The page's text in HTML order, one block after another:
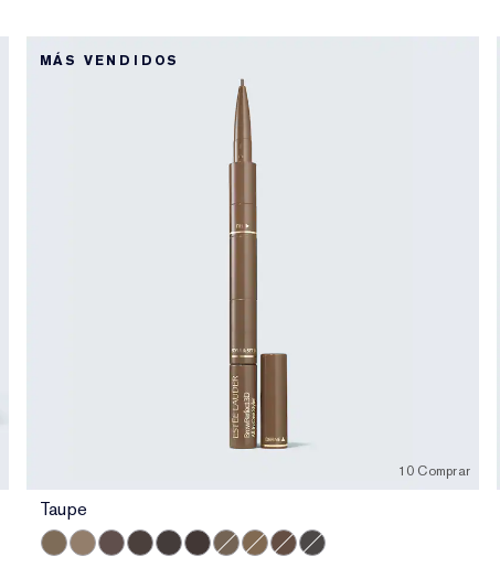
MÁS VENDIDOS
10 Comprar
Taupe